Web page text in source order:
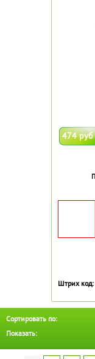
474 руб
Штрих код:
Сортировать по:
Показать: